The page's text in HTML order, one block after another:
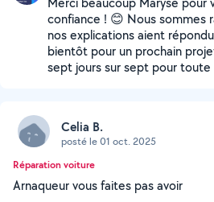
confiance ! 😊 Nous sommes
nos explications aient
bientôt pour un prochain
sept jours sur sept pour toute
Celia B.
posté le 01 oct. 2025
Réparation voiture
Arnaqueur vous faites pas avoir